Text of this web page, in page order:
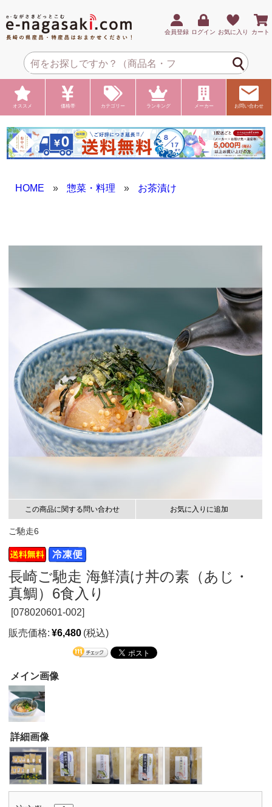
会員登録 ログイン お気に入り カート
オススメ 価格帯 カテゴリー ランキング メーカー お問い合わせ
HOME » 惣菜・料理 » お茶漬け
この商品に関する問い合わせ お気に入りに追加
ご馳走6
長崎ご馳走 海鮮漬け丼の素（あじ・
真鯛）6食入り
[078020601-002]
販売価格: ¥6,480 (税込)
メイン画像
詳細画像